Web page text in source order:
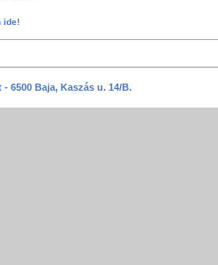
ide!
6500 Baja, Kaszás u. 14/B.